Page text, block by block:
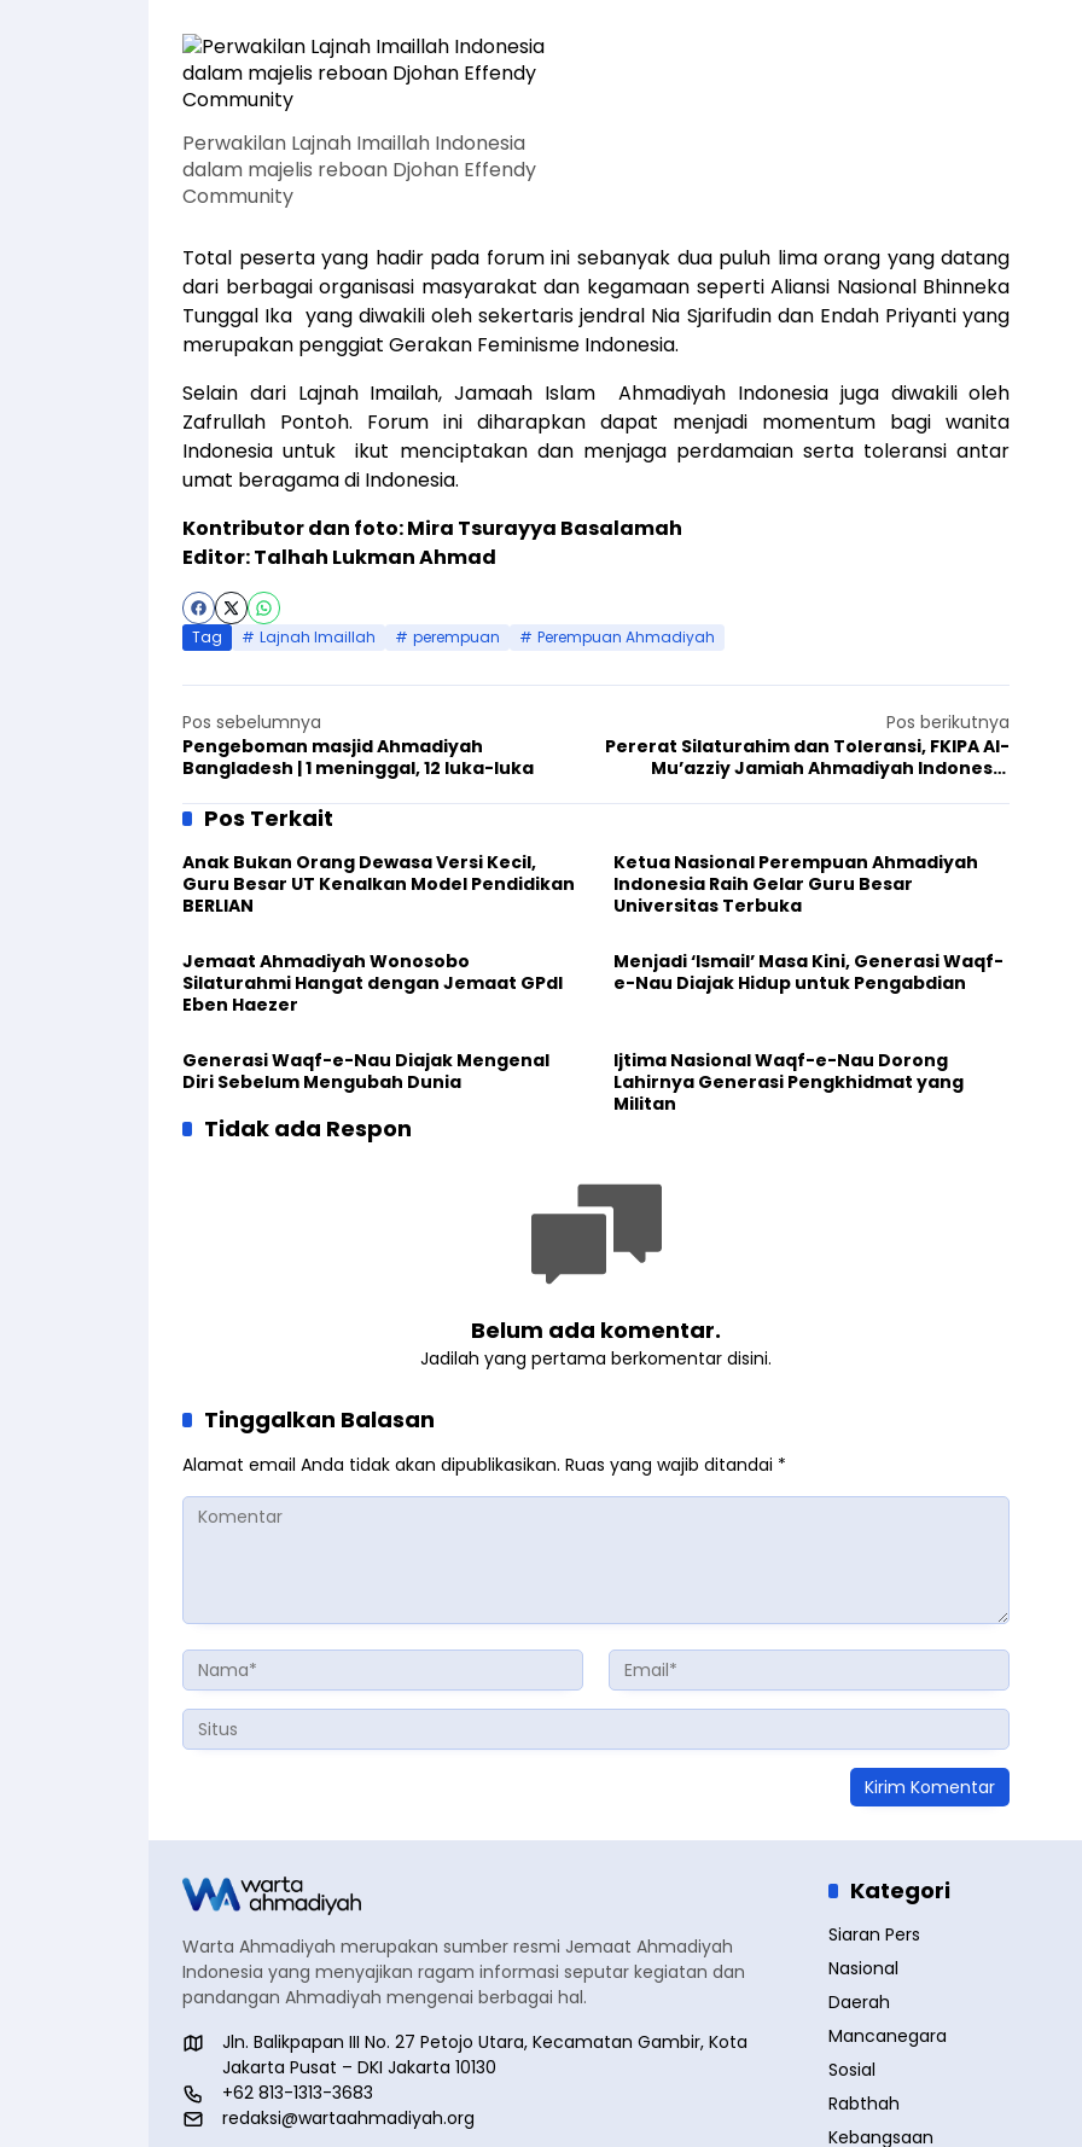
Perwakilan Lajnah Imaillah Indonesia
dalam majelis reboan Djohan Effendy
Community
Total peserta yang hadir pada forum ini sebanyak dua puluh lima orang yang datang
dari berbagai organisasi masyarakat dan kegamaan seperti Aliansi Nasional Bhinneka
Tunggal Ika yang diwakili oleh sekertaris jendral Nia Sjarifudin dan Endah Priyanti yang
merupakan penggiat Gerakan Feminisme Indonesia.
Selain dari Lajnah Imailah, Jamaah Islam Ahmadiyah Indonesia juga diwakili oleh
Zafrullah Pontoh. Forum ini diharapkan dapat menjadi momentum bagi wanita
Indonesia untuk ikut menciptakan dan menjaga perdamaian serta toleransi antar
umat beragama di Indonesia.
Kontributor dan foto: Mira Tsurayya Basalamah
Editor: Talhah Lukman Ahmad
Tag Lajnah Imaillah perempuan Perempuan Ahmadiyah
Pos sebelumnya
Pengeboman masjid Ahmadiyah
Bangladesh | 1 meninggal, 12 luka-luka
Pos berikutnya
Pererat Silaturahim dan Toleransi, FKIPA Al-
Mu’azziy Jamiah Ahmadiyah Indonesia
Depok
Pos Terkait
Anak Bukan Orang Dewasa Versi Kecil,
Guru Besar UT Kenalkan Model Pendidikan
BERLIAN
Ketua Nasional Perempuan Ahmadiyah
Indonesia Raih Gelar Guru Besar
Universitas Terbuka
Jemaat Ahmadiyah Wonosobo
Silaturahmi Hangat dengan Jemaat GPdI
Eben Haezer
Menjadi ‘Ismail’ Masa Kini, Generasi Waqf-
e-Nau Diajak Hidup untuk Pengabdian
Generasi Waqf-e-Nau Diajak Mengenal
Diri Sebelum Mengubah Dunia
Ijtima Nasional Waqf-e-Nau Dorong
Lahirnya Generasi Pengkhidmat yang
Militan
Tidak ada Respon
Belum ada komentar.
Jadilah yang pertama berkomentar disini.
Tinggalkan Balasan
Alamat email Anda tidak akan dipublikasikan. Ruas yang wajib ditandai *
Warta Ahmadiyah merupakan sumber resmi Jemaat Ahmadiyah
Indonesia yang menyajikan ragam informasi seputar kegiatan dan
pandangan Ahmadiyah mengenai berbagai hal.
Jln. Balikpapan III No. 27 Petojo Utara, Kecamatan Gambir, Kota
Jakarta Pusat – DKI Jakarta 10130
+62 813-1313-3683
redaksi@wartaahmadiyah.org
Kategori
Siaran Pers
Nasional
Daerah
Mancanegara
Sosial
Rabthah
Kebangsaan